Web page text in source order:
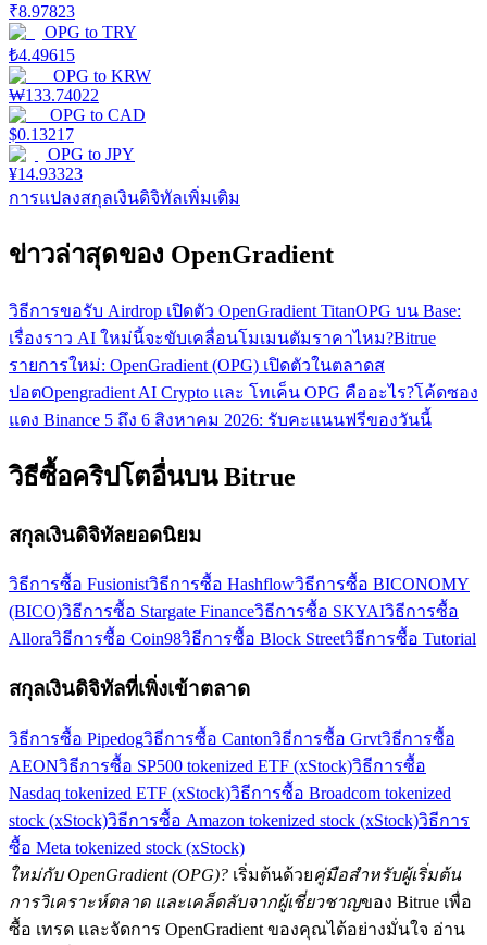
₹8.97823
OPG to TRY
₺4.49615
OPG to KRW
₩133.74022
OPG to CAD
$0.13217
OPG to JPY
¥14.93323
การแปลงสกุลเงินดิจิทัลเพิ่มเติม
ข่าวล่าสุดของ OpenGradient
วิธีการขอรับ Airdrop เปิดตัว OpenGradient TitanOPG บน Base:
เรื่องราว AI ใหม่นี้จะขับเคลื่อนโมเมนตัมราคาไหม?Bitrue
รายการใหม่: OpenGradient (OPG) เปิดตัวในตลาดส
ปอตOpengradient AI Crypto และ โทเค็น OPG คืออะไร?โค้ดซอง
แดง Binance 5 ถึง 6 สิงหาคม 2026: รับคะแนนฟรีของวันนี้
วิธีซื้อคริปโตอื่นบน Bitrue
สกุลเงินดิจิทัลยอดนิยม
วิธีการซื้อ Fusionistวิธีการซื้อ Hashflowวิธีการซื้อ BICONOMY
(BICO)วิธีการซื้อ Stargate Financeวิธีการซื้อ SKYAIวิธีการซื้อ
Alloraวิธีการซื้อ Coin98วิธีการซื้อ Block Streetวิธีการซื้อ Tutorial
สกุลเงินดิจิทัลที่เพิ่งเข้าตลาด
วิธีการซื้อ Pipedogวิธีการซื้อ Cantonวิธีการซื้อ Grvtวิธีการซื้อ
AEONวิธีการซื้อ SP500 tokenized ETF (xStock)วิธีการซื้อ
Nasdaq tokenized ETF (xStock)วิธีการซื้อ Broadcom tokenized
stock (xStock)วิธีการซื้อ Amazon tokenized stock (xStock)วิธีการ
ซื้อ Meta tokenized stock (xStock)
ใหม่กับ OpenGradient (OPG)? เริ่มต้นด้วยคู่มือสำหรับผู้เริ่มต้น
การวิเคราะห์ตลาด และเคล็ดลับจากผู้เชี่ยวชาญของ Bitrue เพื่อ
ซื้อ เทรด และจัดการ OpenGradient ของคุณได้อย่างมั่นใจ อ่าน